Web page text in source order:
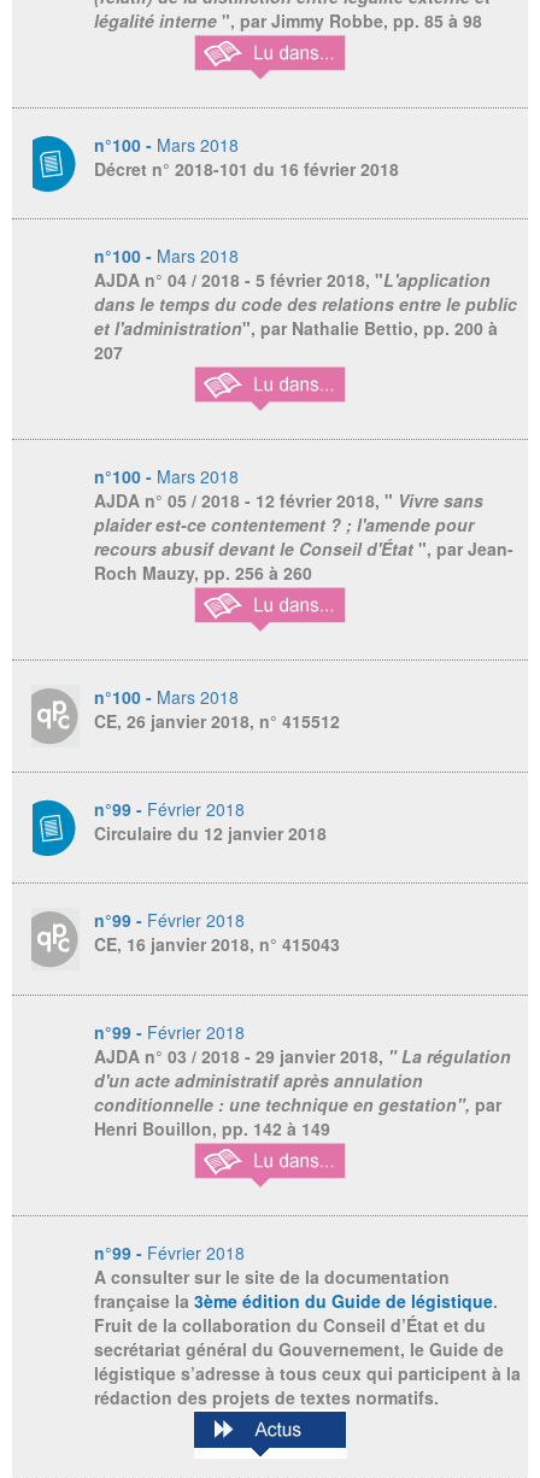
légalité interne ", par Jimmy Robbe, pp. 85 à 98
n°100 - Mars 2018
Décret n° 2018-101 du 16 février 2018
n°100 - Mars 2018
AJDA n° 04 / 2018 - 5 février 2018, "L'application
dans le temps du code des relations entre le public
et l'administration", par Nathalie Bettio, pp. 200 à
207
n°100 - Mars 2018
AJDA n° 05 / 2018 - 12 février 2018, " Vivre sans
plaider est-ce contentement ? ; l'amende pour
recours abusif devant le Conseil d'État ", par Jean-
Roch Mauzy, pp. 256 à 260
n°100 - Mars 2018
CE, 26 janvier 2018, n° 415512
n°99 - Février 2018
Circulaire du 12 janvier 2018
n°99 - Février 2018
CE, 16 janvier 2018, n° 415043
n°99 - Février 2018
AJDA n° 03 / 2018 - 29 janvier 2018, " La régulation
d'un acte administratif après annulation
conditionnelle : une technique en gestation", par
Henri Bouillon, pp. 142 à 149
n°99 - Février 2018
A consulter sur le site de la documentation
française la 3ème édition du Guide de légistique.
Fruit de la collaboration du Conseil d’État et du
secrétariat général du Gouvernement, le Guide de
légistique s’adresse à tous ceux qui participent à la
rédaction des projets de textes normatifs.